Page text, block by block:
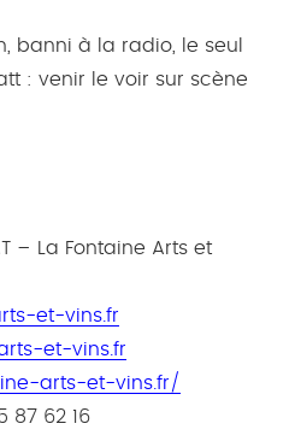
banni à la radio, le seul
: venir le voir sur scène
– La Fontaine Arts et
et-vins.fr
et-vins.fr
arts-et-vins.fr/
87 62 16